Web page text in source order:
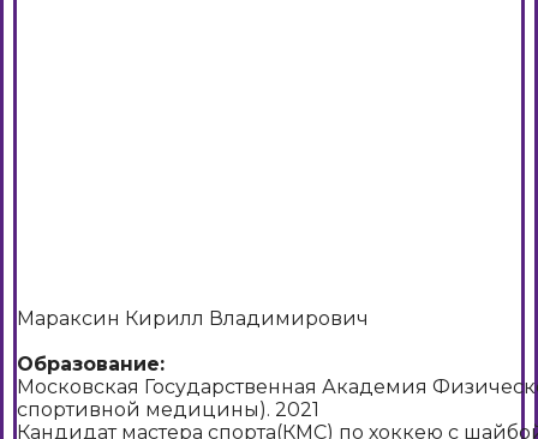
Мараксин Кирилл Владимирович
Образование:
Московская Государственная Академия
спортивной медицины). 2021
Кандидат мастера спорта(КМС) по хоккею с